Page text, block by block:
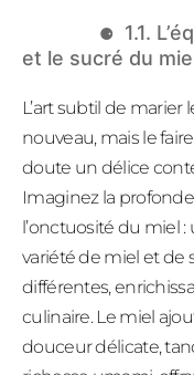
1.1.
et le sucré du
L’art subtil de marier
nouveau, mais le
doute un délice
Imaginez la
l’onctuosité du miel
variété de miel et de
différentes,
culinaire. Le miel
douceur délicate,